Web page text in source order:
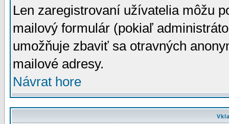
Len zaregistrovaní užívatelia môžu
mailový formulár (pokiaľ
umožňuje zbaviť sa otravných
mailové adresy.
Návrat hore